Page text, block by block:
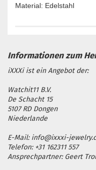
Material: Edelstahl
iXXXi ist ein Angebot der:
Watchit11 B.V.
De Schacht 15
5107 RD Dongen
Niederlande
E-Mail: info@ixxxi-
Telefon: +31 162311 557
Ansprechpartner: Geert